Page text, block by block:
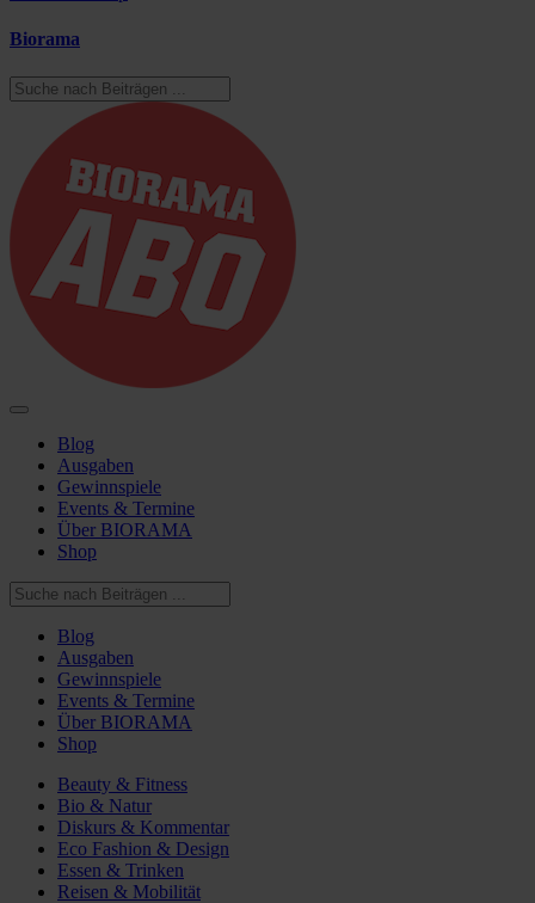
Biorama
Blog
Ausgaben
Gewinnspiele
Events & Termine
Über BIORAMA
Shop
Blog
Ausgaben
Gewinnspiele
Events & Termine
Über BIORAMA
Shop
Beauty & Fitness
Bio & Natur
Diskurs & Kommentar
Eco Fashion & Design
Essen & Trinken
Reisen & Mobilität